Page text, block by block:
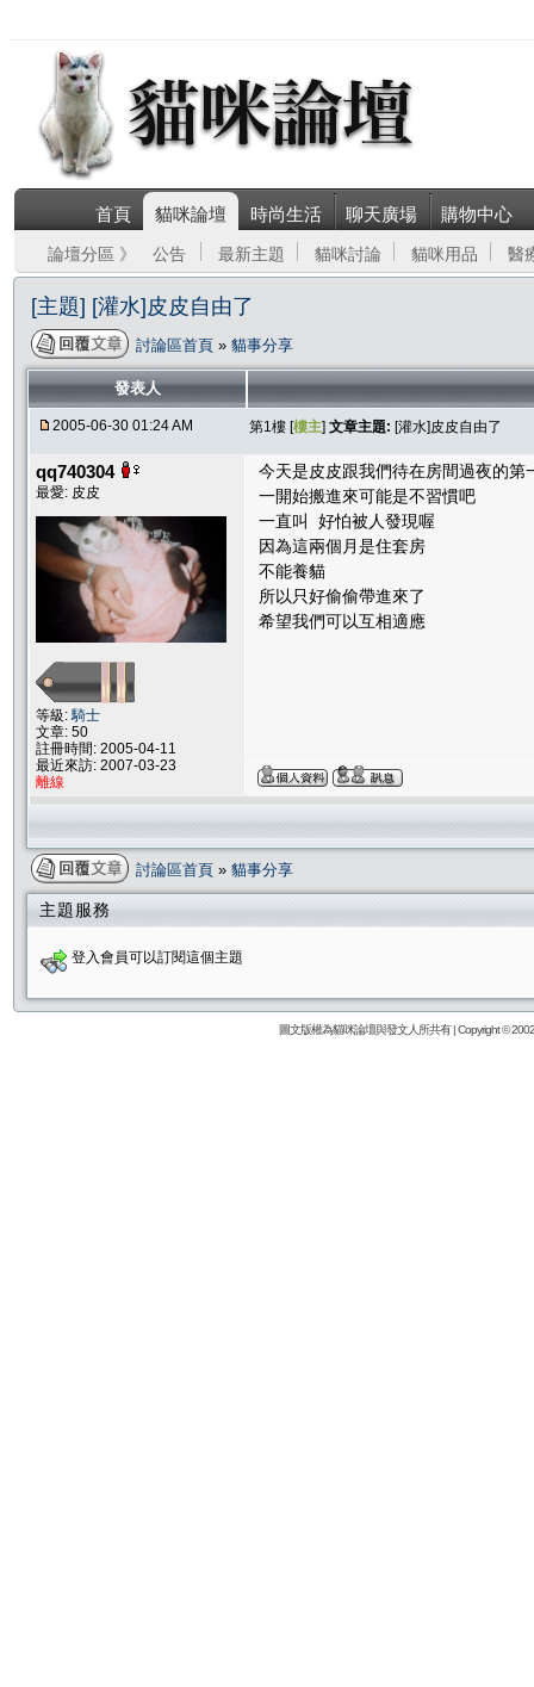
首頁 貓咪論壇 時尚生活 聊天廣場 購物中心
論壇分區 》 公告 最新主題 貓咪討論 貓咪用品 醫
[主題] [灌水]皮皮自由了
討論區首頁 » 貓事分享
發表人
2005-06-30 01:24 AM 第1樓 [樓主] 文章主題: [灌水]皮皮自由了
qq740304
最愛: 皮皮
等級:騎士
文章: 50
註冊時間: 2005-04-11
最近來訪: 2007-03-23
離線
今天是皮皮跟我們待在房間過夜的第
一開始搬進來可能是不習慣吧
一直叫 好怕被人發現喔
因為這兩個月是住套房
不能養貓
所以只好偷偷帶進來了
希望我們可以互相適應
討論區首頁 » 貓事分享
主題服務
登入會員可以訂閱這個主題
圖文版權為貓咪論壇與發文人所共有 | Copyright ©